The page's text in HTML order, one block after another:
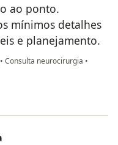
ao ponto.
mínimos detalhes
e planejamento.
• Consulta neurocirurgia •